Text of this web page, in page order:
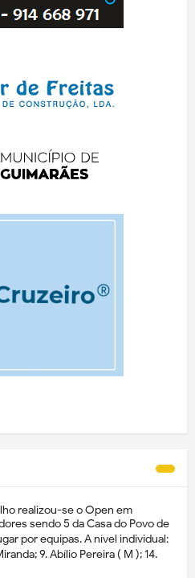
realizou-se o Open em
sendo 5 da Casa do Povo de
por equipas. A nível individual:
9. Abílio Pereira ( M ); 14.